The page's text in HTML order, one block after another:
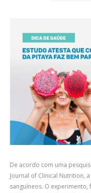
De acordo com uma
Journal of Clinical Nutrition,
sanguíneos. O experimento,